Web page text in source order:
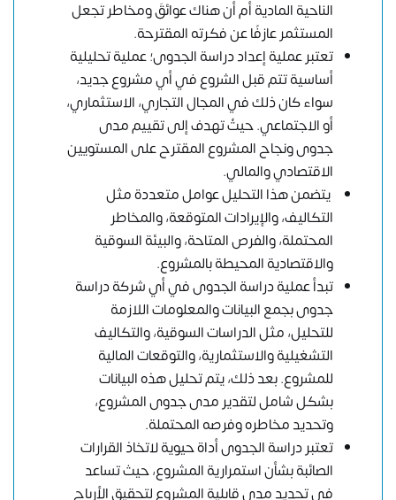
الناحية المادية أم أن هناك عوائقَ ومخاطر تجعل
المستثمر عازفًا عن فكرته المقترحة.
تعتبر عملية إعداد دراسة الجدوى؛ عملية تحليلية
أساسية تتم قبل الشروع في أي مشروع جديد،
سواء كان ذلك في المجال التجاري، الاستثماري،
أو الاجتماعي. حيثُ تهدف إلى تقييم مدى
جدوى ونجاح المشروع المقترح على المستويين
الاقتصادي والمالي.
يتضمن هذا التحليل عوامل متعددة مثل
التكاليف، والإيرادات المتوقعة، والمخاطر
المحتملة، والفرص المتاحة، والبيئة السوقية
والاقتصادية المحيطة بالمشروع.
تبدأ عملية دراسة الجدوى في أي شركة دراسة
جدوى بجمع البيانات والمعلومات اللازمة
للتحليل، مثل الدراسات السوقية، والتكاليف
التشغيلية والاستثمارية، والتوقعات المالية
للمشروع. بعد ذلك، يتم تحليل هذه البيانات
بشكل شامل لتقدير مدى جدوى المشروع،
وتحديد مخاطره وفرصه المحتملة.
تعتبر دراسة الجدوى أداة حيوية لاتخاذ القرارات
الصائبة بشأن استمرارية المشروع، حيث تساعد
في تحديد مدى قابلية المشروع لتحقيق الأرباح